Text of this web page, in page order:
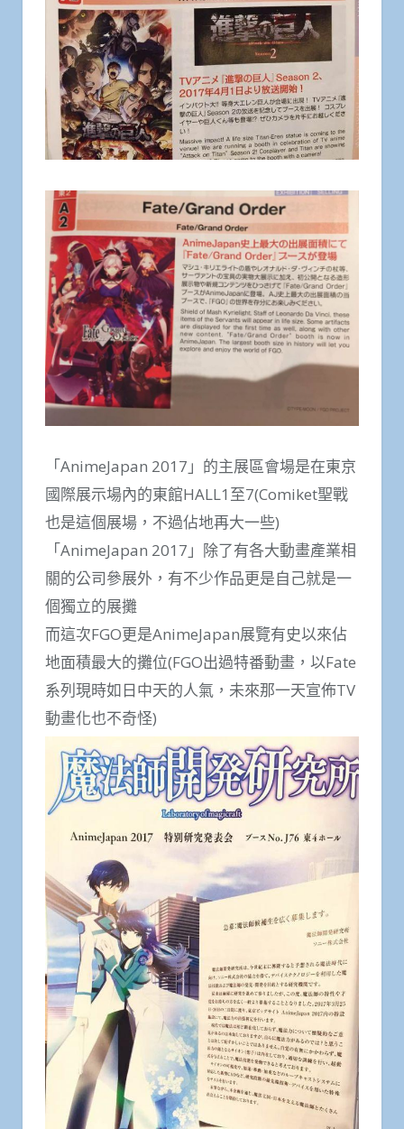
「AnimeJapan 2017」的主展區會場是在東京
國際展示場內的東館HALL1至7(Comiket聖戰
也是這個展場，不過佔地再大一些)
「AnimeJapan 2017」除了有各大動畫產業相
關的公司參展外，有不少作品更是自己就是一
個獨立的展攤
而這次FGO更是AnimeJapan展覽有史以來佔
地面積最大的攤位(FGO出過特番動畫，以Fate
系列現時如日中天的人氣，未來那一天宣佈TV
動畫化也不奇怪)